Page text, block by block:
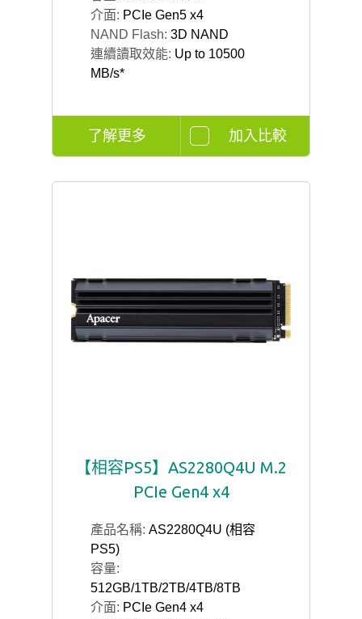
介面: PCIe Gen5 x4
NAND Flash: 3D NAND
連續讀取效能: Up to 10500
MB/s*
了解更多 加入比較
【相容PS5】AS2280Q4U M.2
PCIe Gen4 x4
產品名稱: AS2280Q4U (相容
PS5)
容量:
512GB/1TB/2TB/4TB/8TB
介面: PCIe Gen4 x4